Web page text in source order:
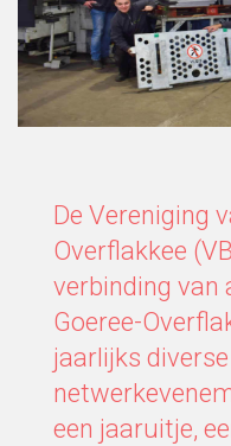
De Vereniging
Overflakkee
verbinding van
Goeree-
jaarlijks diverse
een jaaruitje,